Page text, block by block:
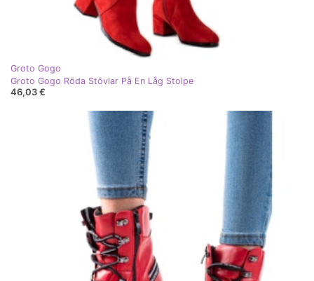
Groto Gogo
Groto Gogo Röda Stövlar På En Låg Stolpe
46,03 €